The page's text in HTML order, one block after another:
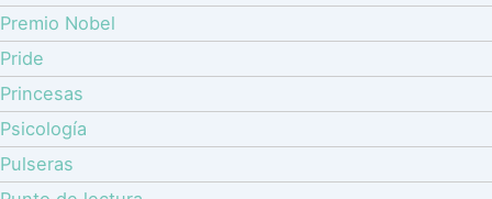
Premio Nobel
Pride
Princesas
Psicología
Pulseras